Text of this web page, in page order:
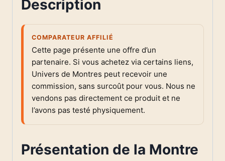
Description
COMPARATEUR AFFILIÉ
Cette page présente une offre d’un
partenaire. Si vous achetez via certains liens,
Univers de Montres peut recevoir une
commission, sans surcoût pour vous. Nous ne
vendons pas directement ce produit et ne
l’avons pas testé physiquement.
Présentation de la Montre